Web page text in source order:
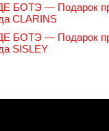
БОТЭ — Подарок
CLARINS
БОТЭ — Подарок
SISLEY